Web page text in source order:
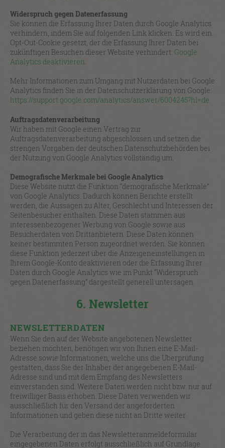
Widerspruch gegen Datenerfassung
Sie können die Erfassung Ihrer Daten durch Google Analytics
verhindern, indem Sie auf folgenden Link klicken. Es wird ein
Opt-Out-Cookie gesetzt, der die Erfassung Ihrer Daten bei
zukünftigen Besuchen dieser Website verhindert: Google
Analytics deaktivieren.
Mehr Informationen zum Umgang mit Nutzerdaten bei Google
Analytics finden Sie in der Datenschutzerklärung von Google:
https://support.google.com/analytics/answer/6004245?hl=de.
Auftragsdatenverarbeitung
Wir haben mit Google einen Vertrag zur
Auftragsdatenverarbeitung abgeschlossen und setzen die
strengen Vorgaben der deutschen Datenschutzbehörden bei
der Nutzung von Google Analytics vollständig um.
Demografische Merkmale bei Google Analytics
Diese Website nutzt die Funktion “demografische Merkmale”
von Google Analytics. Dadurch können Berichte erstellt
werden, die Aussagen zu Alter, Geschlecht und Interessen der
Seitenbesucher enthalten. Diese Daten stammen aus
interessenbezogener Werbung von Google sowie aus
Besucherdaten von Drittanbietern. Diese Daten können
keiner bestimmten Person zugeordnet werden. Sie können
diese Funktion jederzeit über die Anzeigeneinstellungen in
Ihrem Google-Konto deaktivieren oder die Erfassung Ihrer
Daten durch Google Analytics wie im Punkt “Widerspruch
gegen Datenerfassung” dargestellt generell untersagen.
6. Newsletter
NEWSLETTERDATEN
Wenn Sie den auf der Website angebotenen Newsletter
beziehen möchten, benötigen wir von Ihnen eine E-Mail-
Adresse sowie Informationen, welche uns die Überprüfung
gestatten, dass Sie der Inhaber der angegebenen E-Mail-
Adresse sind und mit dem Empfang des Newsletters
einverstanden sind. Weitere Daten werden nicht bzw. nur auf
freiwilliger Basis erhoben. Diese Daten verwenden wir
ausschließlich für den Versand der angeforderten
Informationen und geben diese nicht an Dritte weiter.
Die Verarbeitung der in das Newsletteranmeldeformular
eingegebenen Daten erfolgt ausschließlich auf Grundlage